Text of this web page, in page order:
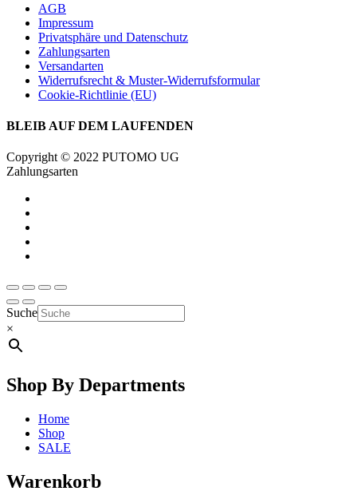
AGB
Impressum
Privatsphäre und Datenschutz
Zahlungsarten
Versandarten
Widerrufsrecht & Muster-Widerrufsformular
Cookie-Richtlinie (EU)
BLEIB AUF DEM LAUFENDEN
Copyright © 2022 PUTOMO UG
Zahlungsarten
Suche
×
Shop By Departments
Home
Shop
SALE
Warenkorb